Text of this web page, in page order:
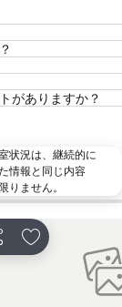
がありますか？
状況は、継続的に
情報と同じ内容
りません。
ア お気に入りに